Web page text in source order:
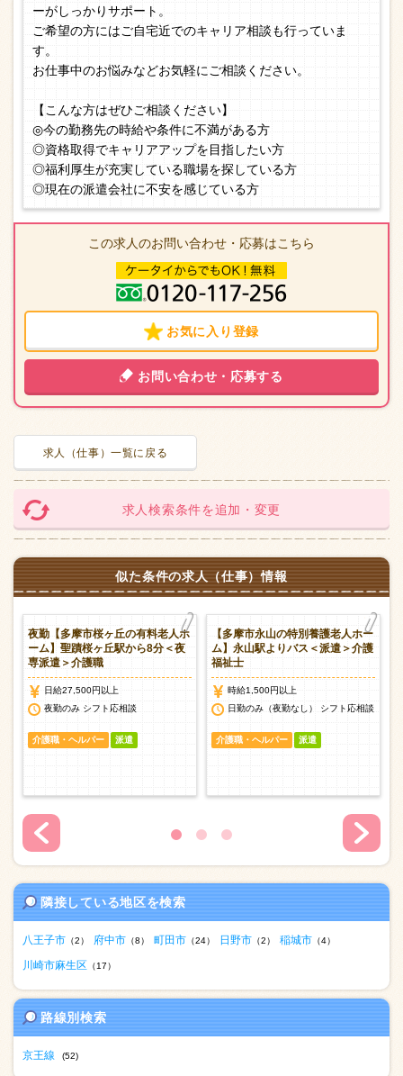
ーがしっかりサポート。
ご希望の方にはご自宅近でのキャリア相談も行っていま
す。
お仕事中のお悩みなどお気軽にご相談ください。
【こんな方はぜひご相談ください】
◎今の勤務先の時給や条件に不満がある方
◎資格取得でキャリアアップを目指したい方
◎福利厚生が充実している職場を探している方
◎現在の派遣会社に不安を感じている方
この求人のお問い合わせ・応募はこちら
お気に入り登録
お問い合わせ・応募する
求人（仕事）一覧に戻る
求人検索条件を追加・変更
似た条件の求人（仕事）情報
夜勤【多摩市桜ヶ丘の有料老人ホ
ーム】聖蹟桜ヶ丘駅から8分＜夜
専派遣＞介護職
日給27,500円以上
夜勤のみ シフト応相談
介護職・ヘルパー 派遣
【多摩市永山の特別養護老人ホー
ム】永山駅よりバス＜派遣＞介護
福祉士
時給1,500円以上
日勤のみ（夜勤なし） シフト応相談
介護職・ヘルパー 派遣
隣接している地区を検索
八王子市 （2） 府中市 （8） 町田市 （24） 日野市 （2） 稲城市 （4）
川崎市麻生区 （17）
路線別検索
京王線 (52)